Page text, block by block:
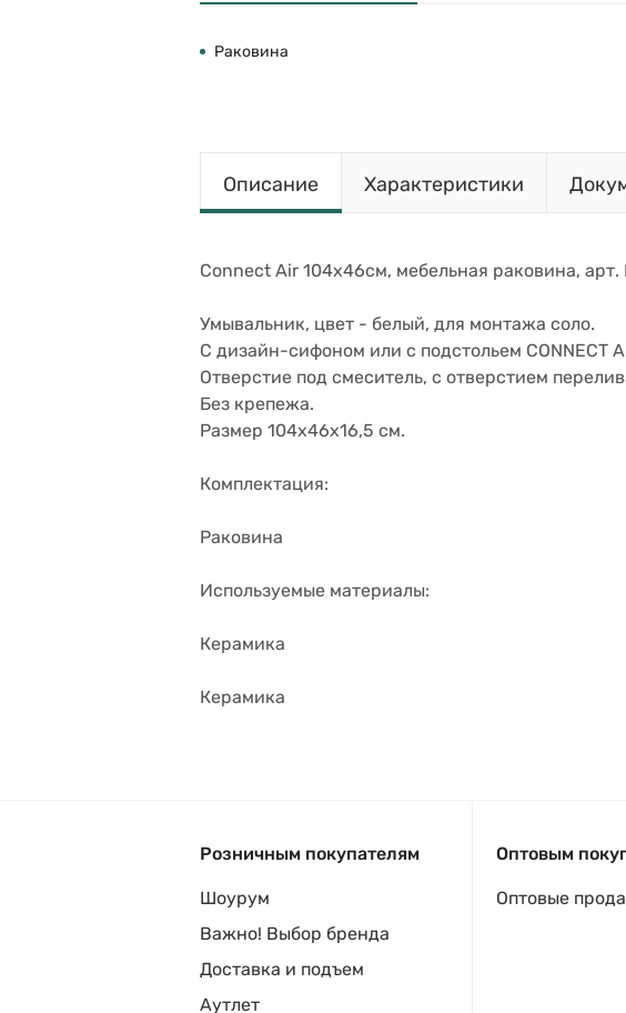
Раковина
Описание Характеристики
Connect Air 104х46см, мебельная раковина, арт.
Умывальник, цвет - белый, для монтажа соло.
С дизайн-сифоном или с подстольем CONNECT
Отверстие под смеситель, с отверстием
Без крепежа.
Размер 104х46х16,5 см.
Комплектация:
Раковина
Используемые материалы:
Керамика
Керамика
Розничным покупателям
Шоурум
Важно! Выбор бренда
Доставка и подъем
Аутлет
Оптовым
Оптовые